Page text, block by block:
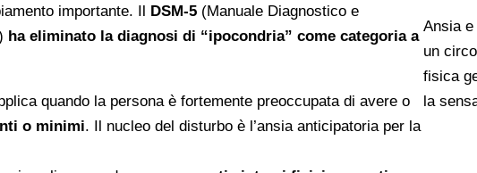
importante. Il DSM-5 (Manuale Diagnostico e
ha eliminato la diagnosi di “ipocondria” come categoria a
quando la persona è fortemente preoccupata di avere o
o minimi. Il nucleo del disturbo è l’ansia anticipatoria per la
Ansia
un
fisica
la